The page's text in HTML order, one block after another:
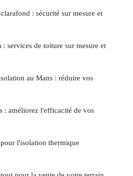
: sécurité sur mesure et
services de toiture sur mesure et
au Mans : réduire vos
: améliorez l'efficacité de vos
l'isolation thermique